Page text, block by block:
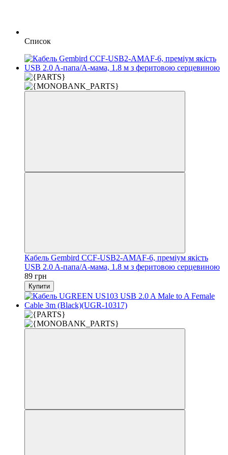
Список
Кабель Gembird CCF-USB2-AMAF-6, преміум якість
USB 2.0 A-папа/A-мама, 1.8 м з феритовою серцевиною
89 грн
Купити